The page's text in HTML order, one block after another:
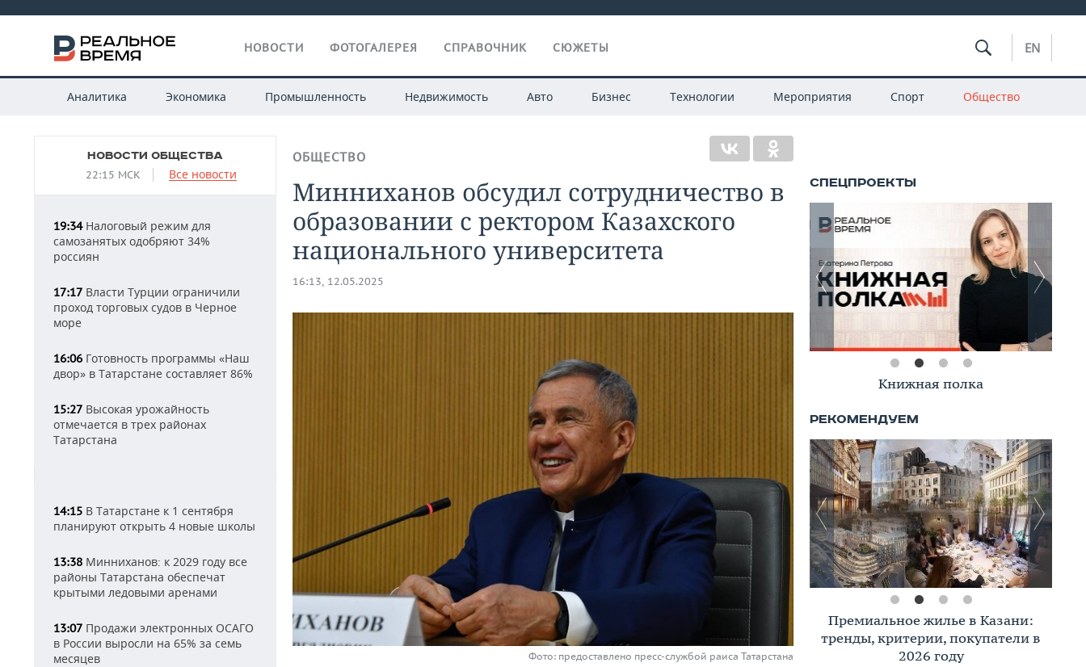
НОВОСТИ ФОТОГАЛЕРЕЯ СПРАВОЧНИК СЮЖЕТЫ EN
Аналитика Экономика Промышленность Недвижимость Авто Бизнес Технологии Мероприятия Спорт Общество
НОВОСТИ ОБЩЕСТВА
22:15 МСК Все новости
19:34Налоговый режим для
самозанятых одобряют 34%
россиян
17:17 Власти Турции ограничили
проход торговых судов в Черное
море
16:06 Готовность программы «Наш
двор» в Татарстане составляет 86%
15:27 Высокая урожайность
отмечается в трех районах
Татарстана
14:15 В Татарстане к 1 сентября
планируют открыть 4 новые школы
13:38 Минниханов: к 2029 году все
районы Татарстана обеспечат
крытыми ледовыми аренами
13:07 Продажи электронных ОСАГО
в России выросли на 65% за семь
месяцев
ОБЩЕСТВО
Минниханов обсудил сотрудничество в
образовании с ректором Казахского
национального университета
16:13, 12.05.2025
Фото: предоставлено пресс-службой раиса Татарстана
Книжная полка
Премиальное жилье в Казани:
тренды, критерии, покупатели в
2026 году